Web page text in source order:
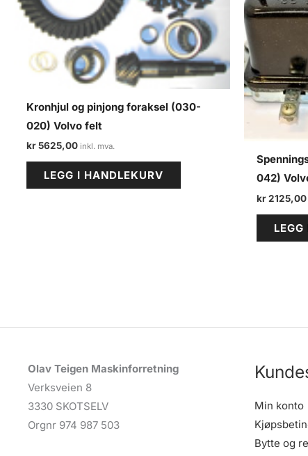
Kronhjul og pinjong foraksel (030-
020) Volvo felt
kr5625,00
LEGG I HANDLEKURV
042)
kr2125,00
Olav Teigen Maskinforretning
Verksveien 8
3330 SKOTSELV
Orgnr 974 987 503
Min konto
Bytte og